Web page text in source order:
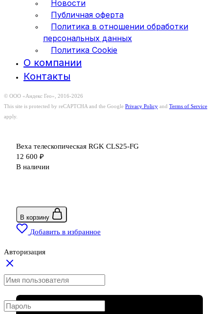
Новости
Публичная оферта
Политика в отношении обработки
персональных данных
Политика Cookie
О компании
Контакты
© ООО «Андекс Гео», 2016-2026
This site is protected by reCAPTCHA and the Google Privacy Policy and Terms of Service
apply.
Веха телескопическая RGK CLS25-FG
12 600 ₽
В наличии
В корзину
Добавить в избранное
Авторизация